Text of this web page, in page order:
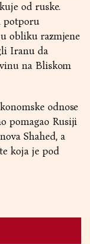
od ruske.
potporu
obliku razmjene
Iranu da
na Bliskom
odnose
pomagao Rusiji
Shahed, a
koja je pod